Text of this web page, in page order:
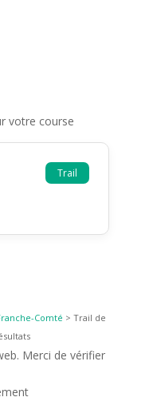
votre course
Trail
Comté > Trail de
Merci de vérifier